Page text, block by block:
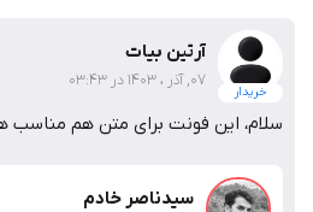
خریدار
آرتین بیات
07, آذر ، 1403 در 03:43
سلام، این فونت برای متن هم
سیدناصر خادم